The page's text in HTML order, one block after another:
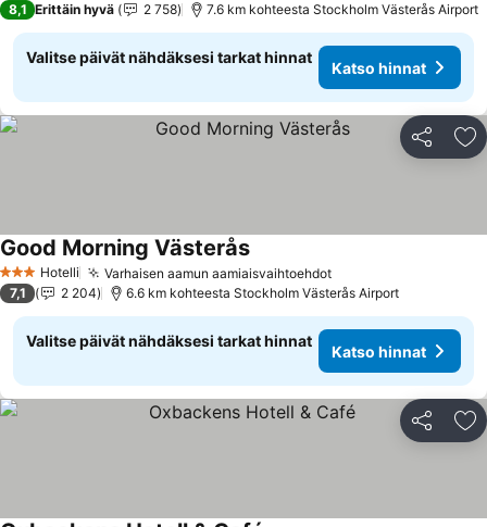
8,1 Erittäin hyvä 2 758 7.6 km kohteesta Stockholm Västerås Airport
Valitse päivät nähdäksesi tarkat hinnat
Katso hinnat
Jaa
3 Tähtiluokitus
Hotelli Varhaisen aamun aamiaisvaihtoehdotKatso hinnat
Good Morning VästeråsKatso hinnat
7,1 2 204 6.6 km kohteesta Stockholm Västerås Airport
Valitse päivät nähdäksesi tarkat hinnat
Katso hinnat
Jaa